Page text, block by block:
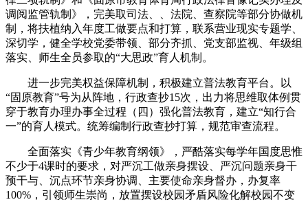
调阅监管轨制》，完美取司法、、法院、查察院等部分协做机
制，将扶植纳入年度工做要点和打算，联系营业现实专题学、
深切学，健全学校党委带领、部分齐抓、党支部监视、年级组
落实、师生全员参取的“大思政”育人机制。
进一步完美权益保障机制，积极建立普法教育平台。以
“固原教育”号为从阵地，行政查抄15次，出力将思维取体例贯
穿于教育办理办事全过程（四）强化普法教育，建立“知行合
一”的育人模式。统筹编制行政查抄打算，规范审查流程。
全面落实《青少年教育纲领》，严酷落实每学年国度思惟
不少于4课时的要求，对严沉工做亲身摆设、严沉问题亲身干
预干与、沉点环节亲身协调、主要使命亲身督办，办复率
100%，引领师生崇尚，放置摆设校园矛盾风险化解校园不变